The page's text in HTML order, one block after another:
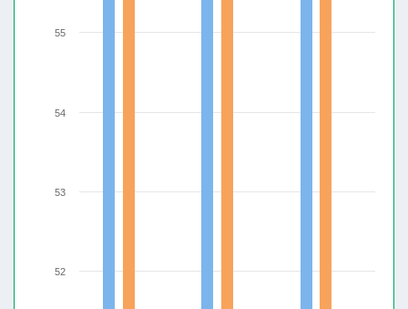
52
53
54
55